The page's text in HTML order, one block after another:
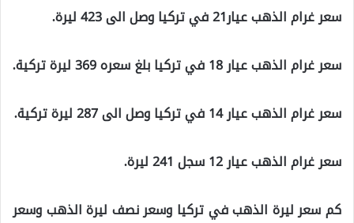
سعر غرام الذهب عيار21 في تركيا وصل الى 423 ليرة.
سعر غرام الذهب عيار 18 في تركيا بلغ سعره 369 ليرة تركية.
سعر غرام الذهب عيار 14 في تركيا وصل الى 287 ليرة تركية.
سعر غرام الذهب عيار 12 سجل 241 ليرة.
كم سعر ليرة الذهب في تركيا وسعر نصف ليرة الذهب وسعر